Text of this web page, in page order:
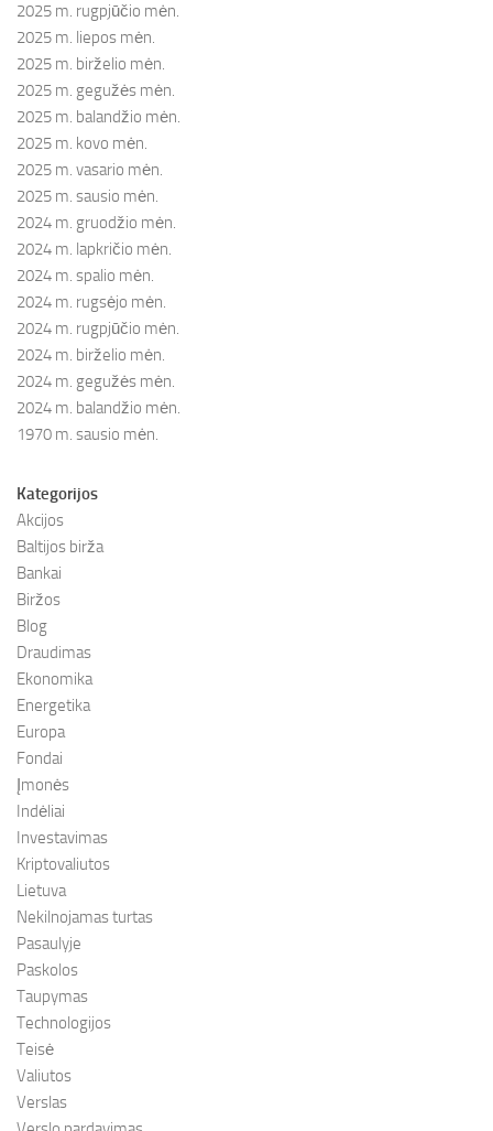
2025 m. rugpjūčio mėn.
2025 m. liepos mėn.
2025 m. birželio mėn.
2025 m. gegužės mėn.
2025 m. balandžio mėn.
2025 m. kovo mėn.
2025 m. vasario mėn.
2025 m. sausio mėn.
2024 m. gruodžio mėn.
2024 m. lapkričio mėn.
2024 m. spalio mėn.
2024 m. rugsėjo mėn.
2024 m. rugpjūčio mėn.
2024 m. birželio mėn.
2024 m. gegužės mėn.
2024 m. balandžio mėn.
1970 m. sausio mėn.
Kategorijos
Akcijos
Baltijos birža
Bankai
Biržos
Blog
Draudimas
Ekonomika
Energetika
Europa
Fondai
Įmonės
Indėliai
Investavimas
Kriptovaliutos
Lietuva
Nekilnojamas turtas
Pasaulyje
Paskolos
Taupymas
Technologijos
Teisė
Valiutos
Verslas